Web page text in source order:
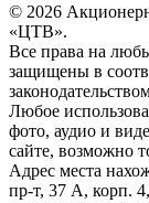
© 2026
«ЦТВ».
Все права на
защищены в
Любое
фото, аудио и
сайте, возможно
Адрес места
пр-т, 37 А, корп.